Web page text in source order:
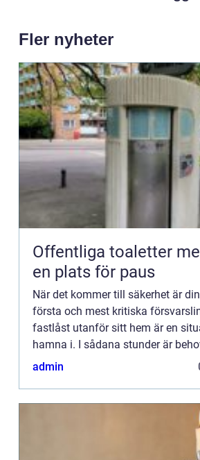
Fler nyheter
Offentliga toaletter mer än bara
en plats för paus
När det kommer till säkerhet är
första och mest kritiska
fastlåst utanför sitt hem är en
hamna i. I sådana stunder är
admin